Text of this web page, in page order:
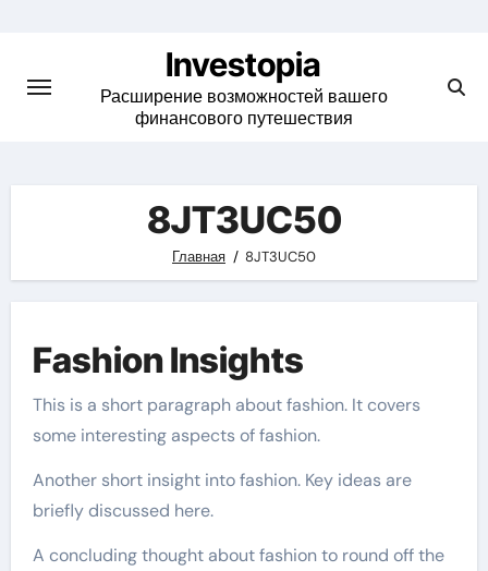
content
Investopia
Расширение возможностей вашего
финансового путешествия
8JT3UC50
Главная 8JT3UC50
Fashion Insights
This is a short paragraph about fashion. It covers
some interesting aspects of fashion.
Another short insight into fashion. Key ideas are
briefly discussed here.
A concluding thought about fashion to round off the